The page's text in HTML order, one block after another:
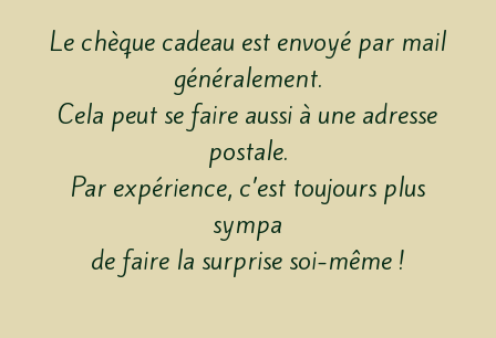
Le chèque cadeau ​​​​​​​est envoyé par mail
généralement.
Cela peut se faire aussi à une adresse
postale.
Par expérience, c’est toujours plus
sympa
de faire la surprise soi-même !